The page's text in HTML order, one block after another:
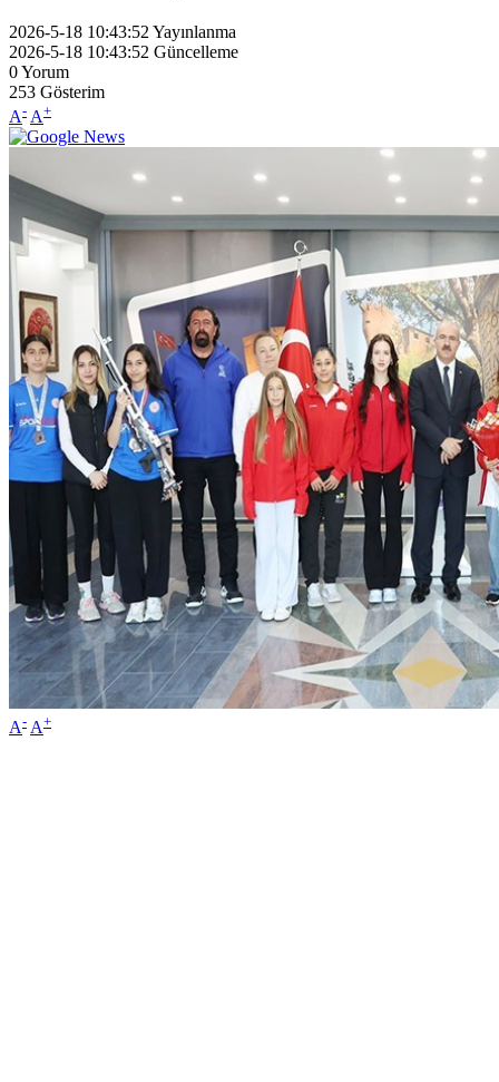
2026-5-18 10:43:52 Yayınlanma
2026-5-18 10:43:52 Güncelleme
0Yorum
253 Gösterim
A- A+
A- A+